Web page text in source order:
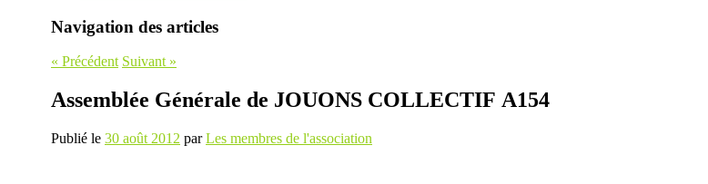
Navigation des articles
« Précédent Suivant »
Assemblée Générale de JOUONS COLLECTIF A154
Publié le 30 août 2012 parLes membres de l'association